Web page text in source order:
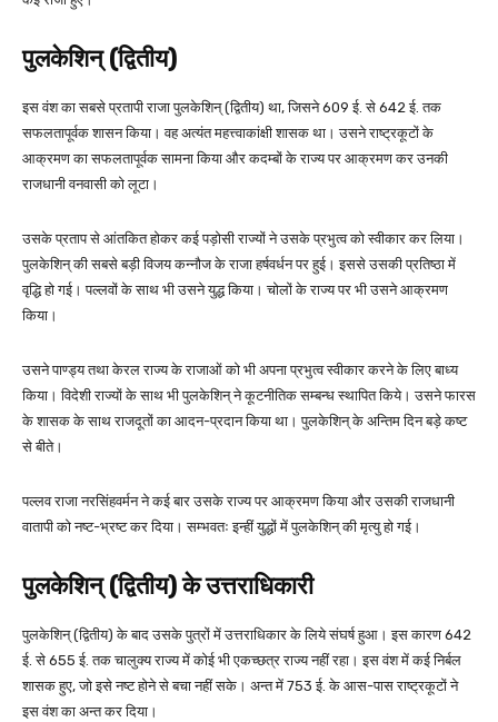
पुलकेशिन् (द्वितीय)
इस वंश का सबसे प्रतापी राजा पुलकेशिन् (द्वितीय) था, जिसने 609 ई. से 642 ई. तक
सफलतापूर्वक शासन किया। वह अत्यंत महत्त्वाकांक्षी शासक था। उसने राष्ट्रकूटों के
आक्रमण का सफलतापूर्वक सामना किया और कदम्बों के राज्य पर आक्रमण कर उनकी
राजधानी वनवासी को लूटा।
उसके प्रताप से आंतकित होकर कई पड़ोसी राज्यों ने उसके प्रभुत्व को स्वीकार कर लिया।
पुलकेशिन् की सबसे बड़ी विजय कन्नौज के राजा हर्षवर्धन पर हुई। इससे उसकी प्रतिष्ठा में
वृद्धि हो गई। पल्लवों के साथ भी उसने युद्ध किया। चोलों के राज्य पर भी उसने आक्रमण
किया।
उसने पाण्ड्य तथा केरल राज्य के राजाओं को भी अपना प्रभुत्व स्वीकार करने के लिए बाध्य
किया। विदेशी राज्यों के साथ भी पुलकेशिन् ने कूटनीतिक सम्बन्ध स्थापित किये। उसने फारस
के शासक के साथ राजदूतों का आदन-प्रदान किया था। पुलकेशिन् के अन्तिम दिन बड़े कष्ट
से बीते।
पल्लव राजा नरसिंहवर्मन ने कई बार उसके राज्य पर आक्रमण किया और उसकी राजधानी
वातापी को नष्ट-भ्रष्ट कर दिया। सम्भवतः इन्हीं युद्धों में पुलकेशिन् की मृत्यु हो गई।
पुलकेशिन् (द्वितीय) के उत्तराधिकारी
पुलकेशिन् (द्वितीय) के बाद उसके पुत्रों में उत्तराधिकार के लिये संघर्ष हुआ। इस कारण 642
ई. से 655 ई. तक चालुक्य राज्य में कोई भी एकच्छत्र राज्य नहीं रहा। इस वंश में कई निर्बल
शासक हुए, जो इसे नष्ट होने से बचा नहीं सके। अन्त में 753 ई. के आस-पास राष्ट्रकूटों ने
इस वंश का अन्त कर दिया।